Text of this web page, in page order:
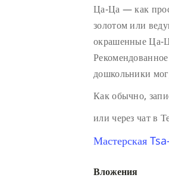
Ца-Ца — как
золотом или
окрашенные Ца-
дошкольники
Как обычно,
или через чат в
Мастерская
Вложения